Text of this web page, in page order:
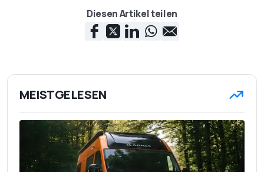
Diesen Artikel teilen
MEISTGELESEN